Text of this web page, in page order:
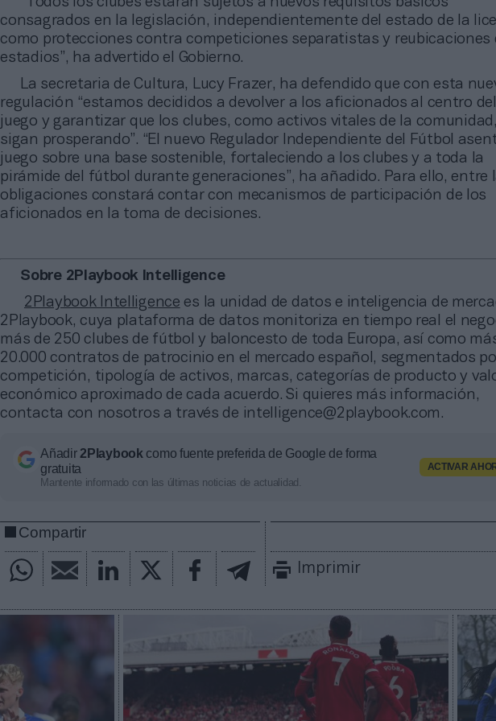
consagrados en la legislación, independientemente del estado de la
como protecciones contra competiciones separatistas y reubicaciones
estadios”, ha advertido el Gobierno.
La secretaria de Cultura, Lucy Frazer, ha defendido que con esta
regulación “estamos decididos a devolver a los aficionados al centro del
juego y garantizar que los clubes, como activos vitales de la comunidad,
sigan prosperando”. “El nuevo Regulador Independiente del Fútbol
juego sobre una base sostenible, fortaleciendo a los clubes y a toda la
pirámide del fútbol durante generaciones”, ha añadido. Para ello, entre
obligaciones constará contar con mecanismos de participación de los
aficionados en la toma de decisiones.
Sobre 2Playbook Intelligence
2Playbook Intelligence es la unidad de datos e inteligencia de
2Playbook, cuya plataforma de datos monitoriza en tiempo real el
más de 250 clubes de fútbol y baloncesto de toda Europa, así como
20.000 contratos de patrocinio en el mercado español, segmentados
competición, tipología de activos, marcas, categorías de producto y
económico aproximado de cada acuerdo. Si quieres más información,
contacta con nosotros a través de intelligence@2playbook.com.
Añadir2Playbook como fuente preferida de Google de forma
gratuita
Mantente informado con las últimas noticias de actualidad.
ACTIVAR
Compartir
Imprimir